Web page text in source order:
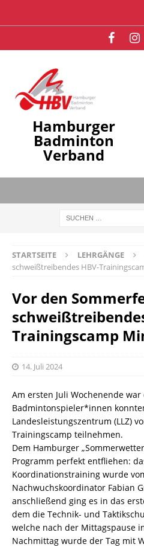
Hamburger
Badminton
Verband
STARTSEITE LEHRGÄNGE
schweißtreibendes HBV-
Vor den
Trainingscamp
14. Juli 2024
Am ersten Juli Wochenende
Badmintonspieler*innen
Landesleistungszentrum (LLZ)
Trainingscamp teilnehmen.
Dem Hamburger
Programm perfekt entfliehen:
Koordinationstraining wurde
Nachwuchskoordinator Fabian
anschließend ging es in das
dem die Technik- und
welche nach der Mittagspause
Nachmittag wurde der Tag mit